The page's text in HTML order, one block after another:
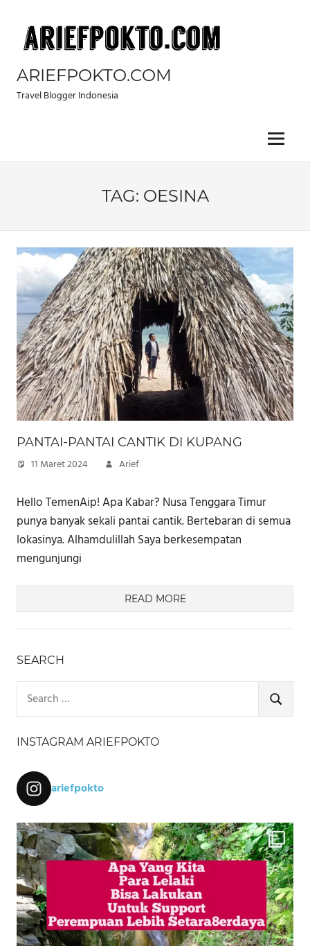
content
ARIEFPOKTO.COM
Travel Blogger Indonesia
Menu
TAG: OESINA
PANTAI-PANTAI CANTIK DI KUPANG
11 Maret 2024 Arief
Hello TemenAip! Apa Kabar? Nusa Tenggara Timur
punya banyak sekali pantai cantik. Bertebaran di semua
lokasinya. Alhamdulillah Saya berkesempatan
mengunjungi
READ MORE
SEARCH
for:
SEARCH
INSTAGRAM ARIEFPOKTO
ariefpokto